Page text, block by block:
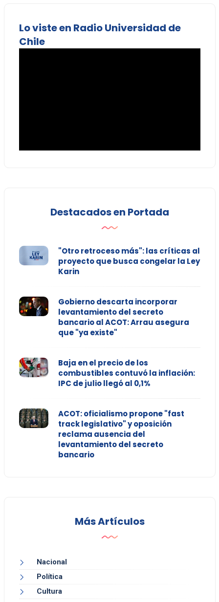
Lo viste en Radio Universidad de
Chile
Destacados en Portada
"Otro retroceso más": las críticas al
proyecto que busca congelar la Ley
Karin
Gobierno descarta incorporar
levantamiento del secreto
bancario al ACOT: Arrau asegura
que "ya existe"
Baja en el precio de los
combustibles contuvó la inflación:
IPC de julio llegó al 0,1%
ACOT: oficialismo propone "fast
track legislativo" y oposición
reclama ausencia del
levantamiento del secreto
bancario
Más Artículos
Nacional
Política
Cultura